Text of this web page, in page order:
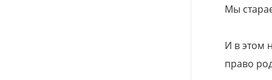
Мы
И в этом
право